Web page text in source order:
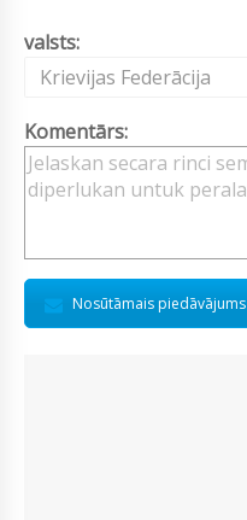
valsts:
Krievijas Federācija
Komentārs:
Nosūtāmais piedāvājums